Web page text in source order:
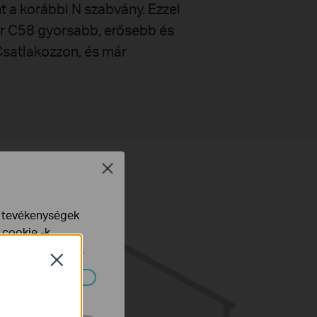
korábbi N szabvány. Ezzel
C58 gyorsabb, erősebb és
és már
Close
cookie -k
talál.
Close